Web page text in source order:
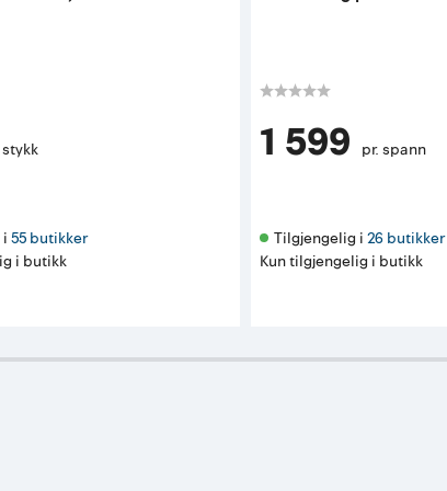
i 55 butikker
i butikk
1 599 pr. spann
Tilgjengelig i 26 butikker
Kun tilgjengelig i butikk